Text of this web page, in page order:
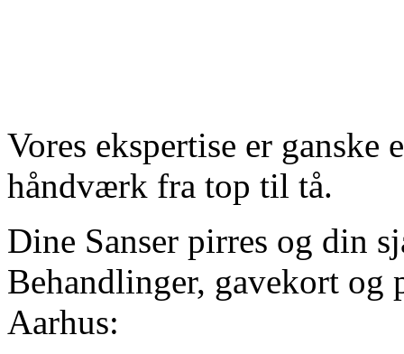
Vores ekspertise er
håndværk fra top til tå.
Dine Sanser pirres og din
Behandlinger, gavekort og
Aarhus: